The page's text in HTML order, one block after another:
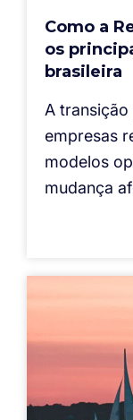
Como a
os
brasileira
A transição
empresas
modelos
mudança